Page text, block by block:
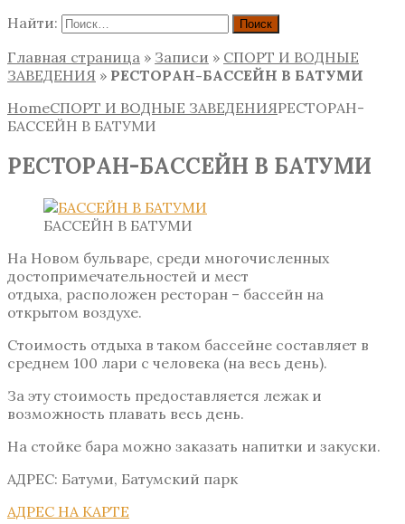
Найти:
Главная страница » Записи » СПОРТ И ВОДНЫЕ
ЗАВЕДЕНИЯ » РЕСТОРАН-БАССЕЙН В БАТУМИ
HomeСПОРТ И ВОДНЫЕ ЗАВЕДЕНИЯРЕСТОРАН-
БАССЕЙН В БАТУМИ
РЕСТОРАН-БАССЕЙН В БАТУМИ
БАССЕЙН В БАТУМИ
На Новом бульваре, среди многочисленных
достопримечательностей и мест
отдыха, расположен ресторан – бассейн на
открытом воздухе.
Стоимость отдыха в таком бассейне составляет в
среднем 100 лари с человека (на весь день).
За эту стоимость предоставляется лежак и
возможность плавать весь день.
На стойке бара можно заказать напитки и закуски.
АДРЕС: Батуми, Батумский парк
АДРЕС НА КАРТЕ